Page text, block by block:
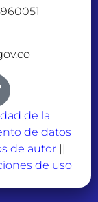
de la
de datos
de autor||
de uso